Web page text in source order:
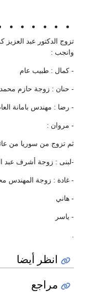
وانجب :
- كمال : طبيب عام
- حنان : زوجة حازم
- رضا : مهندس بامانة
- مروان :
ثم تزوج من سوريا من
-لبنى : زوجة أشرف عبد
- غادة : زوجة المهندس
- هاني
- ياسر
انظر أيضا
مراجع